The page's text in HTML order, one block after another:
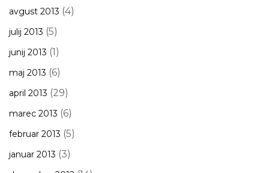
avgust 2013 (4)
julij 2013 (5)
junij 2013 (1)
maj 2013 (6)
april 2013 (29)
marec 2013 (6)
februar 2013 (5)
januar 2013 (3)